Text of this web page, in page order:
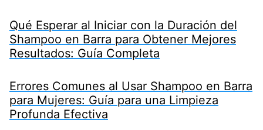
Qué Esperar al Iniciar con la Duración del
Shampoo en Barra para Obtener Mejores
Resultados: Guía Completa
Errores Comunes al Usar Shampoo en Barra
para Mujeres: Guía para una Limpieza
Profunda Efectiva